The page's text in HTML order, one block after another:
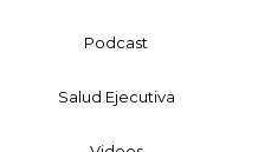
Podcast
Salud Ejecutiva